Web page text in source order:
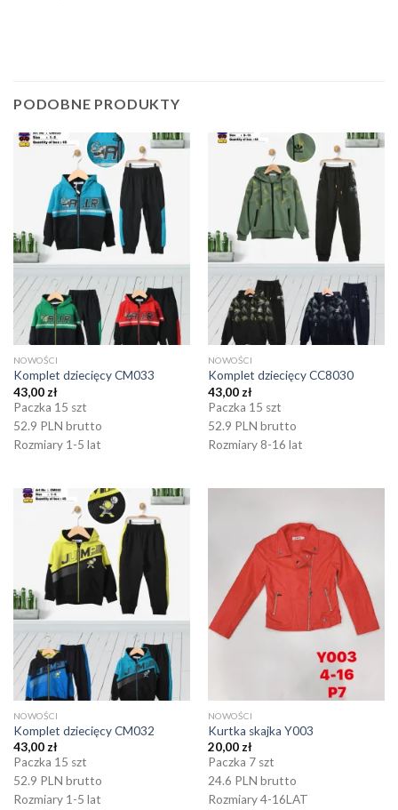
PODOBNE PRODUKTY
NOWOŚCI
Komplet dziecięcy CM033
43,00 zł
Paczka 15 szt
52.9 PLN brutto
Rozmiary 1-5 lat
NOWOŚCI
Komplet dziecięcy CC8030
43,00 zł
Paczka 15 szt
52.9 PLN brutto
Rozmiary 8-16 lat
NOWOŚCI
Komplet dziecięcy CM032
43,00zł
Paczka 15 szt
52.9 PLN brutto
Rozmiary 1-5 lat
NOWOŚCI
Kurtka skajka Y003
20,00zł
Paczka 7 szt
24.6 PLN brutto
Rozmiary 4-16LAT